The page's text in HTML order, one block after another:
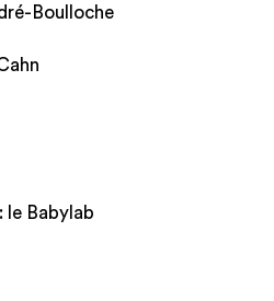
Boulloche
le Babylab